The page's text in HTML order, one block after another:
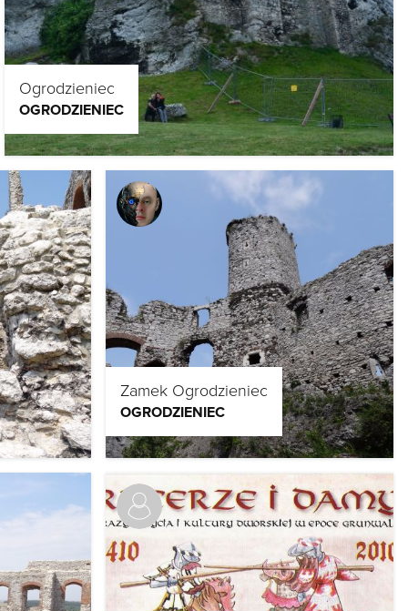
Ogrodzieniec
OGRODZIENIEC
Zamek Ogrodzieniec
OGRODZIENIEC